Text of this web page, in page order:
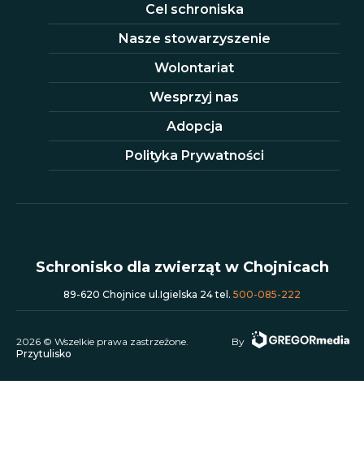
Cel schroniska
Nasze stowarzyszenie
Wolontariat
Wesprzyj nas
Adopcja
Polityka Prywatności
Schronisko dla zwierząt w Chojnicach
89-620 Chojnice ul.Igielska 24 tel. 500-085-222
2026 © Wszelkie prawa zastrzeżone.
Przytulisko
By